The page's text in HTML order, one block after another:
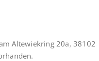
Altewiekring 20a, 38102